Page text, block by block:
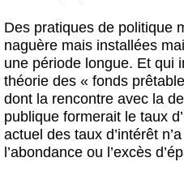
Des pratiques de politique
naguère mais installées
une période longue. Et qui
théorie des « fonds
dont la rencontre avec la
publique formerait le taux
actuel des taux d’intérêt
l’abondance ou l’excès